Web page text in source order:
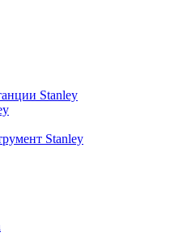
Stanley
Stanley